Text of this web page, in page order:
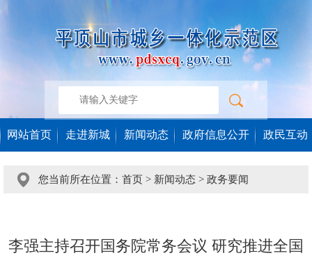
网站首页 走进新城 新闻动态 政府信息公开 政民互动
您当前所在位置： 首页 > 新闻动态 > 政务要闻
李强主持召开国务院常务会议 研究推进全国